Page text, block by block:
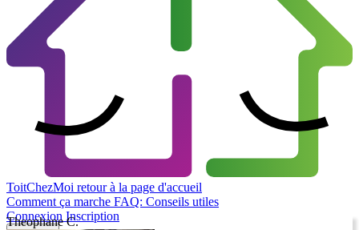
ToitChezMoi retour à la page d'accueil
Comment ça marche FAQ: Conseils utiles
Connexion Inscription
Theophane C.